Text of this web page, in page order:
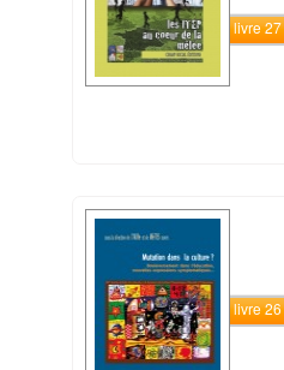
Commander le livre
Commander le livre